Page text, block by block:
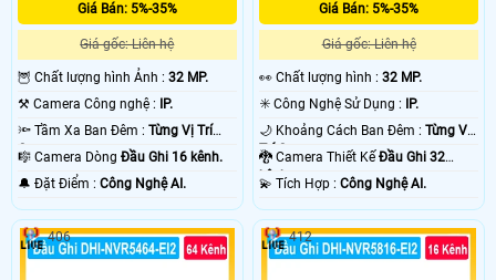
Giá Bán: 5%-35%
Giá gốc: Liên hệ
🦉 Chất lượng hình Ảnh : 32 MP.
⚒ Camera Công nghệ :
IP.
🔦 Tầm Xa Ban Đêm : Từng Vị Trí
Camera .
🎼️ Camera Dòng Đầu Ghi 16 kênh.
️🔔 Đặt Điểm : Công Nghệ AI.
Giá Bán: 5%-35%
Giá gốc: Liên hệ
️👀 Chất lượng hình :32 MP.
✳️ Công Nghệ Sử Dụng :
IP.
🌙 Khoảng Cách Ban Đêm :Từng Vị
Trí Camera .
🐉️ Camera Thiết KếĐầu Ghi 32
kênh.
️💫 Tích Hợp :Công Nghệ AI.
406 412